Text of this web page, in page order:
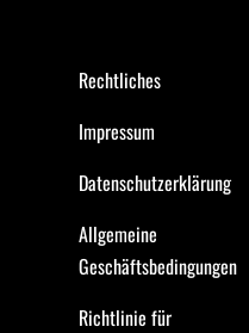
Rechtliches
Impressum
Datenschutzerklärung
Allgemeine
Geschäftsbedingungen
Richtlinie für